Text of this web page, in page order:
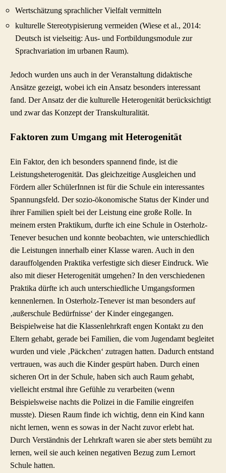
Wertschätzung sprachlicher Vielfalt vermitteln
kulturelle Stereotypisierung vermeiden (Wiese et al., 2014:
Deutsch ist vielseitig: Aus‐ und Fortbildungsmodule zur
Sprachvariation im urbanen Raum).
Jedoch wurden uns auch in der Veranstaltung didaktische
Ansätze gezeigt, wobei ich ein Ansatz besonders interessant
fand. Der Ansatz der die kulturelle Heterogenität berücksichtigt
und zwar das Konzept der Transkulturalität.
Faktoren zum Umgang mit Heterogenität
Ein Faktor, den ich besonders spannend finde, ist die
Leistungsheterogenität. Das gleichzeitige Ausgleichen und
Fördern aller SchülerInnen ist für die Schule ein interessantes
Spannungsfeld. Der sozio-ökonomische Status der Kinder und
ihrer Familien spielt bei der Leistung eine große Rolle. In
meinem ersten Praktikum, durfte ich eine Schule in Osterholz-
Tenever besuchen und konnte beobachten, wie unterschiedlich
die Leistungen innerhalb einer Klasse waren. Auch in den
darauffolgenden Praktika verfestigte sich dieser Eindruck. Wie
also mit dieser Heterogenität umgehen? In den verschiedenen
Praktika dürfte ich auch unterschiedliche Umgangsformen
kennenlernen. In Osterholz-Tenever ist man besonders auf
‚außerschule Bedürfnisse‘ der Kinder eingegangen.
Beispielweise hat die Klassenlehrkraft engen Kontakt zu den
Eltern gehabt, gerade bei Familien, die vom Jugendamt begleitet
wurden und viele ‚Päckchen‘ zutragen hatten. Dadurch entstand
vertrauen, was auch die Kinder gespürt haben. Durch einen
sicheren Ort in der Schule, haben sich auch Raum gehabt,
vielleicht erstmal ihre Gefühle zu verarbeiten (wenn
Beispielsweise nachts die Polizei in die Familie eingreifen
musste). Diesen Raum finde ich wichtig, denn ein Kind kann
nicht lernen, wenn es sowas in der Nacht zuvor erlebt hat.
Durch Verständnis der Lehrkraft waren sie aber stets bemüht zu
lernen, weil sie auch keinen negativen Bezug zum Lernort
Schule hatten.